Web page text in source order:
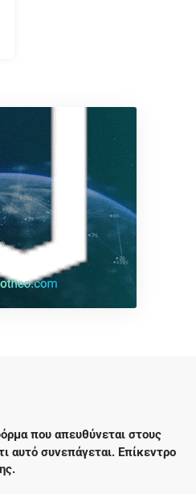
που απευθύνεται στους
αυτό συνεπάγεται. Επίκεντρο